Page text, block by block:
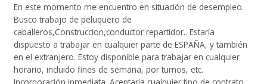
En este momento me encuentro en situación de desempleo.
Busco trabajo de peluquero de
caballeros,Construccion,conductor repartidor.. Estaría
dispuesto a trabajar en cualquier parte de ESPAÑA, y también
en el extranjero. Estoy disponible para trabajar en cualquier
horario, incluido fines de semana, por turnos, etc.
Incorporación inmediata. Aceptaría cualquier tipo de contrato